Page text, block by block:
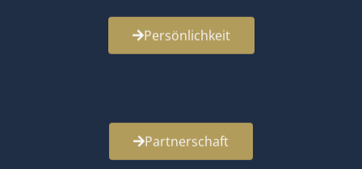
Persönlichkeit
Partnerschaft